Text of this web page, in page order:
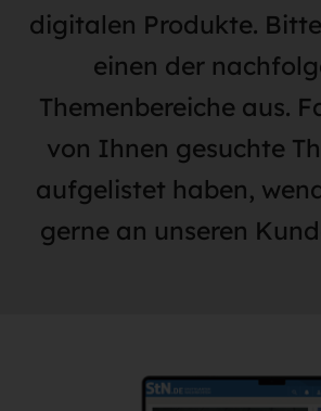
digitalen Produkte.
einen der
Themenbereiche aus.
von Ihnen gesuchte
aufgelistet haben,
gerne an unseren